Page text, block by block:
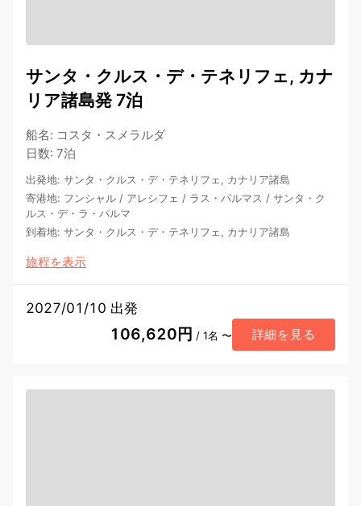
サンタ・クルス・デ・テネリフェ, カナ
リア諸島発 7泊
船名: コスタ・スメラルダ
日数: 7泊
出発地: サンタ・クルス・デ・テネリフェ, カナリア諸島
寄港地: フンシャル / アレシフェ / ラス・パルマス / サンタ・ク
ルス・デ・ラ・パルマ
到着地: サンタ・クルス・デ・テネリフェ, カナリア諸島
旅程を表示
2027/01/10 出発
106,620円 / 1名 〜 詳細を見る